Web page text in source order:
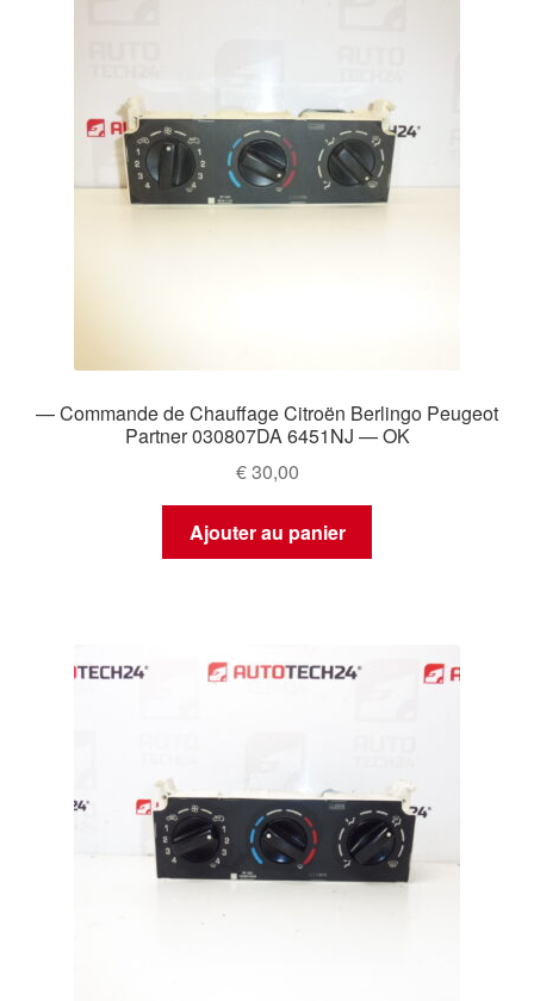
— Commande de Chauffage Citroën Berlingo Peugeot
Partner 030807DA 6451NJ — OK
€30,00
Ajouter au panier